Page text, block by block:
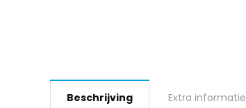
Beschrijving Extra informatie